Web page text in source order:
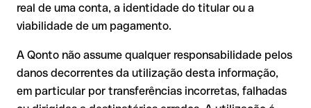
por escrito, especialmente em novas relações comerciais ou
com montantes elevados. A existência de uma conta só pode
ser verificada pelo próprio Unibanque ou através de uma
transferência de teste.
A devolução não está garantida, especialmente se o
destinatário já tiver utilizado o dinheiro
recuperação é consideravelmente mais complexa e implica
comissões adicionais.
Recomendação
: verifique cada IBAN antes de efetuar uma
real de uma conta, a identidade do titular ou a
viabilidade de um pagamento.
A Qonto não assume qualquer responsabilidade pelos
danos decorrentes da utilização desta informação,
em particular por transferências incorretas, falhadas